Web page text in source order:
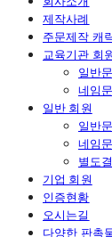
제작사례
주문제작 캐
교육기관 회
일반
네임
일반 회원
일반
네임
별도
기업 회원
인증현황
오시는길
다양한 판촉